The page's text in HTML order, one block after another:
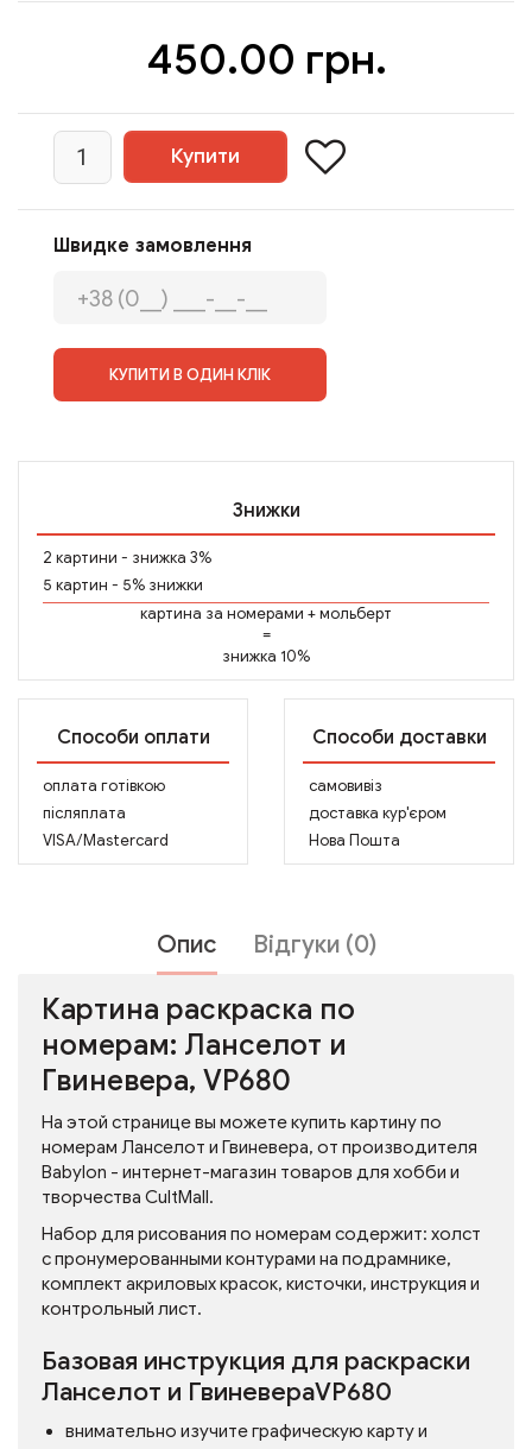
450.00 грн.
Швидке замовлення
КУПИТИ В ОДИН КЛІК
Знижки
2 картини - знижка 3%
5 картин - 5% знижки
картина за номерами +мольберт
=
знижка 10%
Способи оплати
оплата готівкою
післяплата
VISA/Mastercard
Способи доставки
самовивіз
доставка кур'єром
Нова Пошта
Опис Відгуки (0)
Картина раскраска по
номерам: Ланселот и
Гвиневера, VP680
На этой странице вы можете купить картину по
номерам Ланселот и Гвиневера, от производителя
Babylon - интернет-магазин товаров для хобби и
творчества CultMall.
Набор для рисования по номерам содержит: холст
с пронумерованными контурами на подрамнике,
комплект акриловых красок, кисточки, инструкция и
контрольный лист.
Базовая инструкция для раскраски
Ланселот и ГвиневераVP680
внимательно изучите графическую карту и